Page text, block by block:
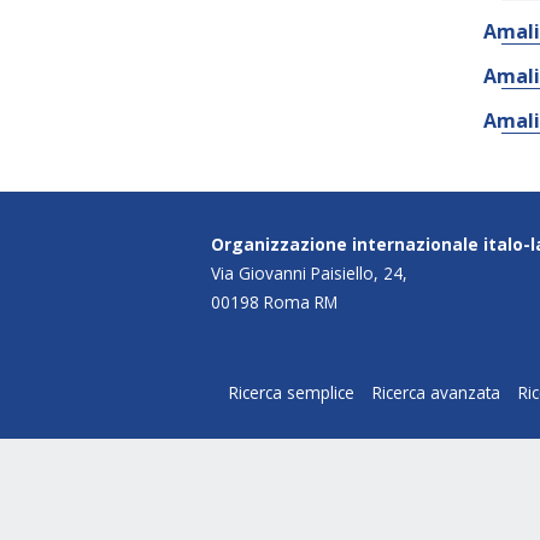
Organizzazione internazionale italo-
Via Giovanni Paisiello, 24,
00198 Roma RM
Ricerca semplice Ricerca avanzata